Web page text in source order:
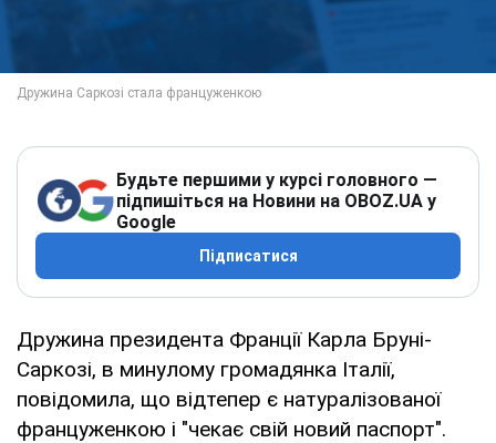
Будьте першими у курсі головного —
підпишіться на Новини на OBOZ.UA у
Google
Підписатися
Дружина президента Франції Карла Бруні-
Саркозі, в минулому громадянка Італії,
повідомила, що відтепер є натуралізованої
француженкою і "чекає свій новий паспорт".